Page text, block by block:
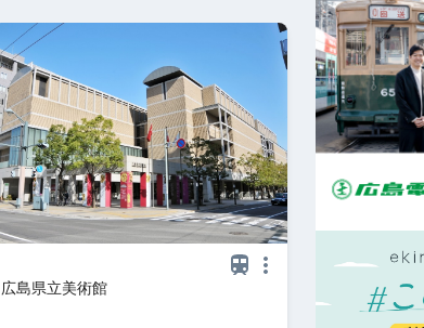
広島県立美術館